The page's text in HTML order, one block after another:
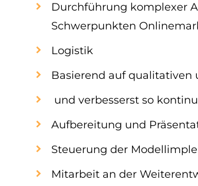
Durchführung komplexer
Schwerpunkten
Logistik
Basierend auf
und verbesserst so
Aufbereitung und
Steuerung der
Mitarbeit an der